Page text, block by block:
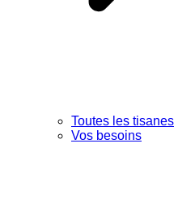
Toutes les tisanes
Vos besoins